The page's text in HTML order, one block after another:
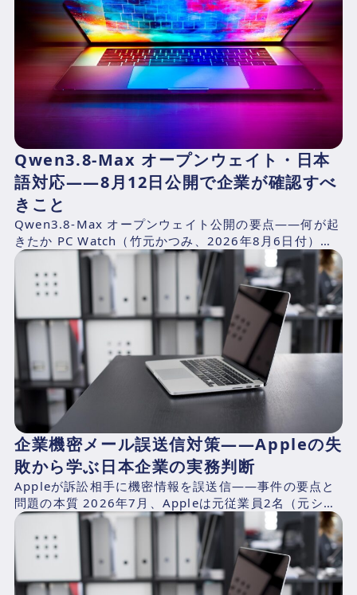
Qwen3.8-Max オープンウェイト・日本
語対応——8月12日公開で企業が確認すべ
きこと
Qwen3.8-Max オープンウェイト公開の要点——何が起
きたか PC Watch（竹元かつみ、2026年8月6日付）の
報道によれば、AlibabaのQwen...
企業機密メール誤送信対策——Appleの失
敗から学ぶ日本企業の実務判断
Appleが訴訟相手に機密情報を誤送信——事件の要点と
問題の本質 2026年7月、Appleは元従業員2名（元シニ
アシステムズエンジニアのChang Liuおよ...